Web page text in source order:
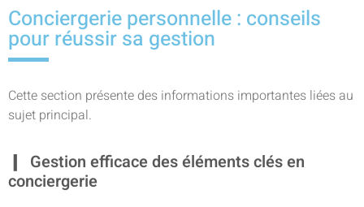
Conciergerie personnelle : conseils
pour réussir sa gestion
Cette section présente des informations importantes liées au
sujet principal.
Gestion efficace des éléments clés en
conciergerie